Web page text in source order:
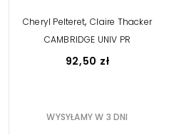
Cheryl Pelteret,Claire Thacker
CAMBRIDGE UNIV PR
92,50 zł
WYSYŁAMY W 3 DNI